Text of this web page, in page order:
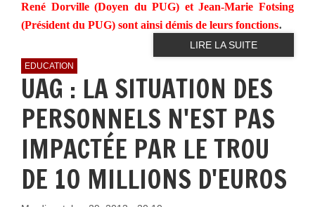
René Dorville (Doyen du PUG) et Jean-Marie Fotsing
(Président du PUG) sont ainsi démis de leurs fonctions.
LIRE LA SUITE
EDUCATION
UAG : LA SITUATION DES
PERSONNELS N'EST PAS
IMPACTÉE PAR LE TROU
DE 10 MILLIONS D'EUROS